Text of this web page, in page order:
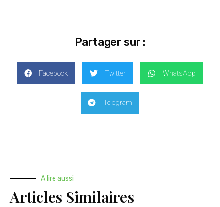
Partager sur :
Facebook Twitter WhatsApp
Telegram
A lire aussi
Articles Similaires